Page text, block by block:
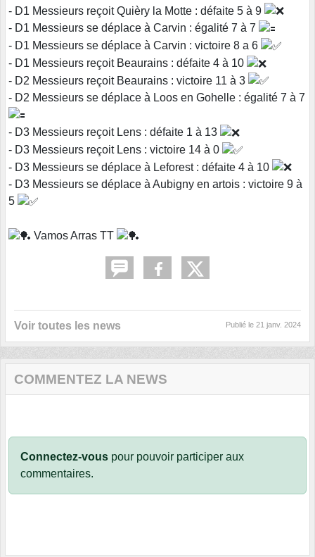
- D1 Messieurs reçoit Quièry la Motte : défaite 5 à 9
- D1 Messieurs se déplace à Carvin : égalité 7 à 7
- D1 Messieurs se déplace à Carvin : victoire 8 a 6
- D1 Messieurs reçoit Beaurains : défaite 4 à 10
- D2 Messieurs reçoit Beaurains : victoire 11 à 3
- D2 Messieurs se déplace à Loos en Gohelle : égalité 7 à 7
- D3 Messieurs reçoit Lens : défaite 1 à 13
- D3 Messieurs reçoit Lens : victoire 14 à 0
- D3 Messieurs se déplace à Leforest : défaite 4 à 10
- D3 Messieurs se déplace à Aubigny en artois : victoire 9 à
5
Vamos Arras TT
Voir toutes les news Publié le 21 janv. 2024
COMMENTEZ LA NEWS
Connectez-vous pour pouvoir participer aux
commentaires.